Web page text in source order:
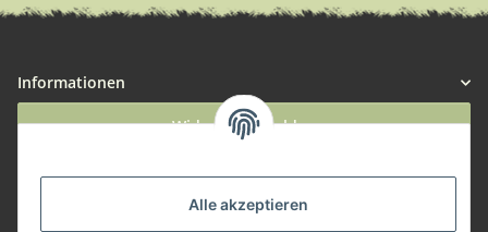
Alle akzeptieren
Informationen
Widerruf anmelden